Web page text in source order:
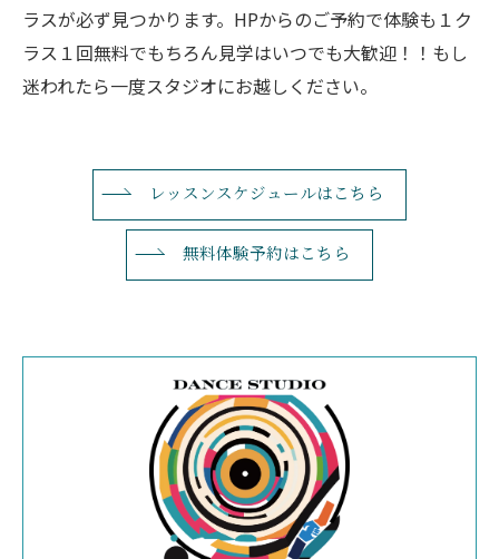
ラスが必ず見つかります。HPからのご予約で体験も１ク
ラス１回無料でもちろん見学はいつでも大歓迎！！もし
迷われたら一度スタジオにお越しください。
レッスンスケジュールはこちら
無料体験予約はこちら